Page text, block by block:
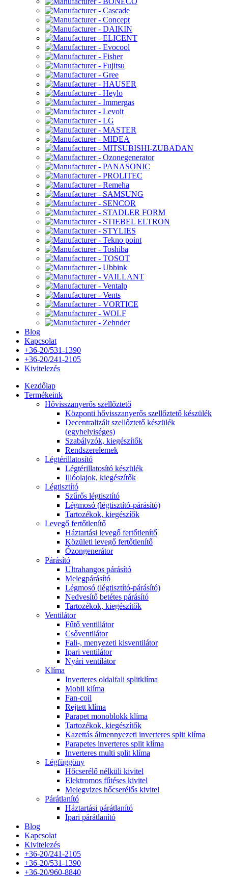
Blog
Kapcsolat
+36-20/531-1390
+36-20/241-2105
Kivitelezés
Kezdőlap
Termékeink
Hővisszanyerős szellőztető
Központi hővisszanyerős szellőztető készülék
Decentralizált szellőztető készülék
(egyhelyiséges)
Szabályzók, kiegészítők
Rendszerelemek
Légtérillatosító
Légtérillatosító készülék
Illóolajok, kiegészítők
Légtisztító
Szűrős légtisztító
Légmosó (légtisztító-párásító)
Tartozékok, kiegészíők
Levegő fertőtlenítő
Háztartási levegő fertőtlenítő
Közületi levegő fertőtlenítő
Ózongenerátor
Párásító
Ultrahangos párásító
Melegpárásító
Légmosó (légtisztító-párásító)
Nedvesítő betétes párásító
Tartozékok, kiegészítők
Ventilátor
Fűtő ventillátor
Csőventilátor
Fali-, menyezeti kisventilátor
Ipari ventilátor
Nyári ventilátor
Klíma
Inverteres oldalfali splitklíma
Mobil klíma
Fan-coil
Rejtett klíma
Parapet monoblokk klíma
Tartozékok, kiegészítők
Kazettás álmennyezeti inverteres split klíma
Parapetes inverteres split klíma
Inverteres multi split klíma
Légfüggöny
Hőcserélő nélküli kivitel
Elektromos fűtéses kivitel
Melegvizes hőcserélős kivitel
Párátlanító
Háztartási párátlanító
Ipari párátlanító
Blog
Kapcsolat
Kivitelezés
+36-20/241-2105
+36-20/531-1390
+36-20/960-8840